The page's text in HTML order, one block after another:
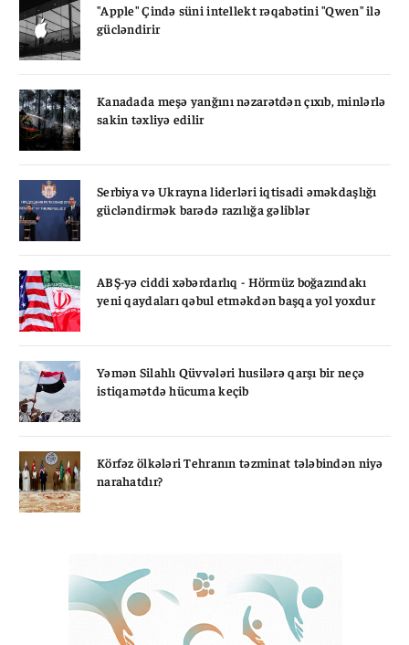
"Apple" Çində süni intellekt rəqabətini "Qwen" ilə
gücləndirir
Kanadada meşə yanğını nəzarətdən çıxıb, minlərlə
sakin təxliyə edilir
Serbiya və Ukrayna liderləri iqtisadi əməkdaşlığı
gücləndirmək barədə razılığa gəliblər
ABŞ-yə ciddi xəbərdarlıq - Hörmüz boğazındakı
yeni qaydaları qəbul etməkdən başqa yol yoxdur
Yəmən Silahlı Qüvvələri husilərə qarşı bir neçə
istiqamətdə hücuma keçib
Körfəz ölkələri Tehranın təzminat tələbindən niyə
narahatdır?